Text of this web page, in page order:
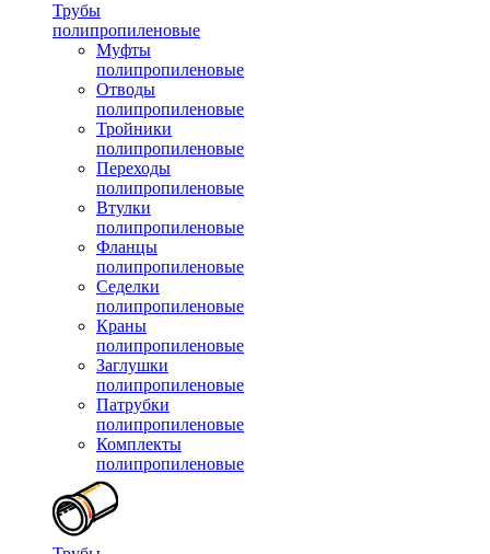
Трубы
полипропиленовые
Муфты
полипропиленовые
Отводы
полипропиленовые
Тройники
полипропиленовые
Переходы
полипропиленовые
Втулки
полипропиленовые
Фланцы
полипропиленовые
Седелки
полипропиленовые
Краны
полипропиленовые
Заглушки
полипропиленовые
Патрубки
полипропиленовые
Комплекты
полипропиленовые